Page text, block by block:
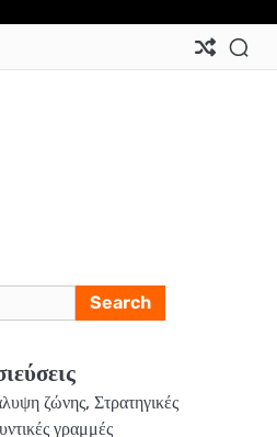
ζώνης, Στρατηγικές
γραμμές